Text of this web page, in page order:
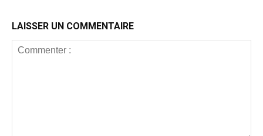
LAISSER UN COMMENTAIRE